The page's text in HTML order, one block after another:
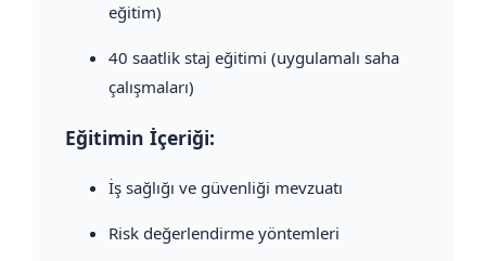
eğitim)
40 saatlik staj eğitimi (uygulamalı saha
çalışmaları)
Eğitimin İçeriği:
İş sağlığı ve güvenliği mevzuatı
Risk değerlendirme yöntemleri